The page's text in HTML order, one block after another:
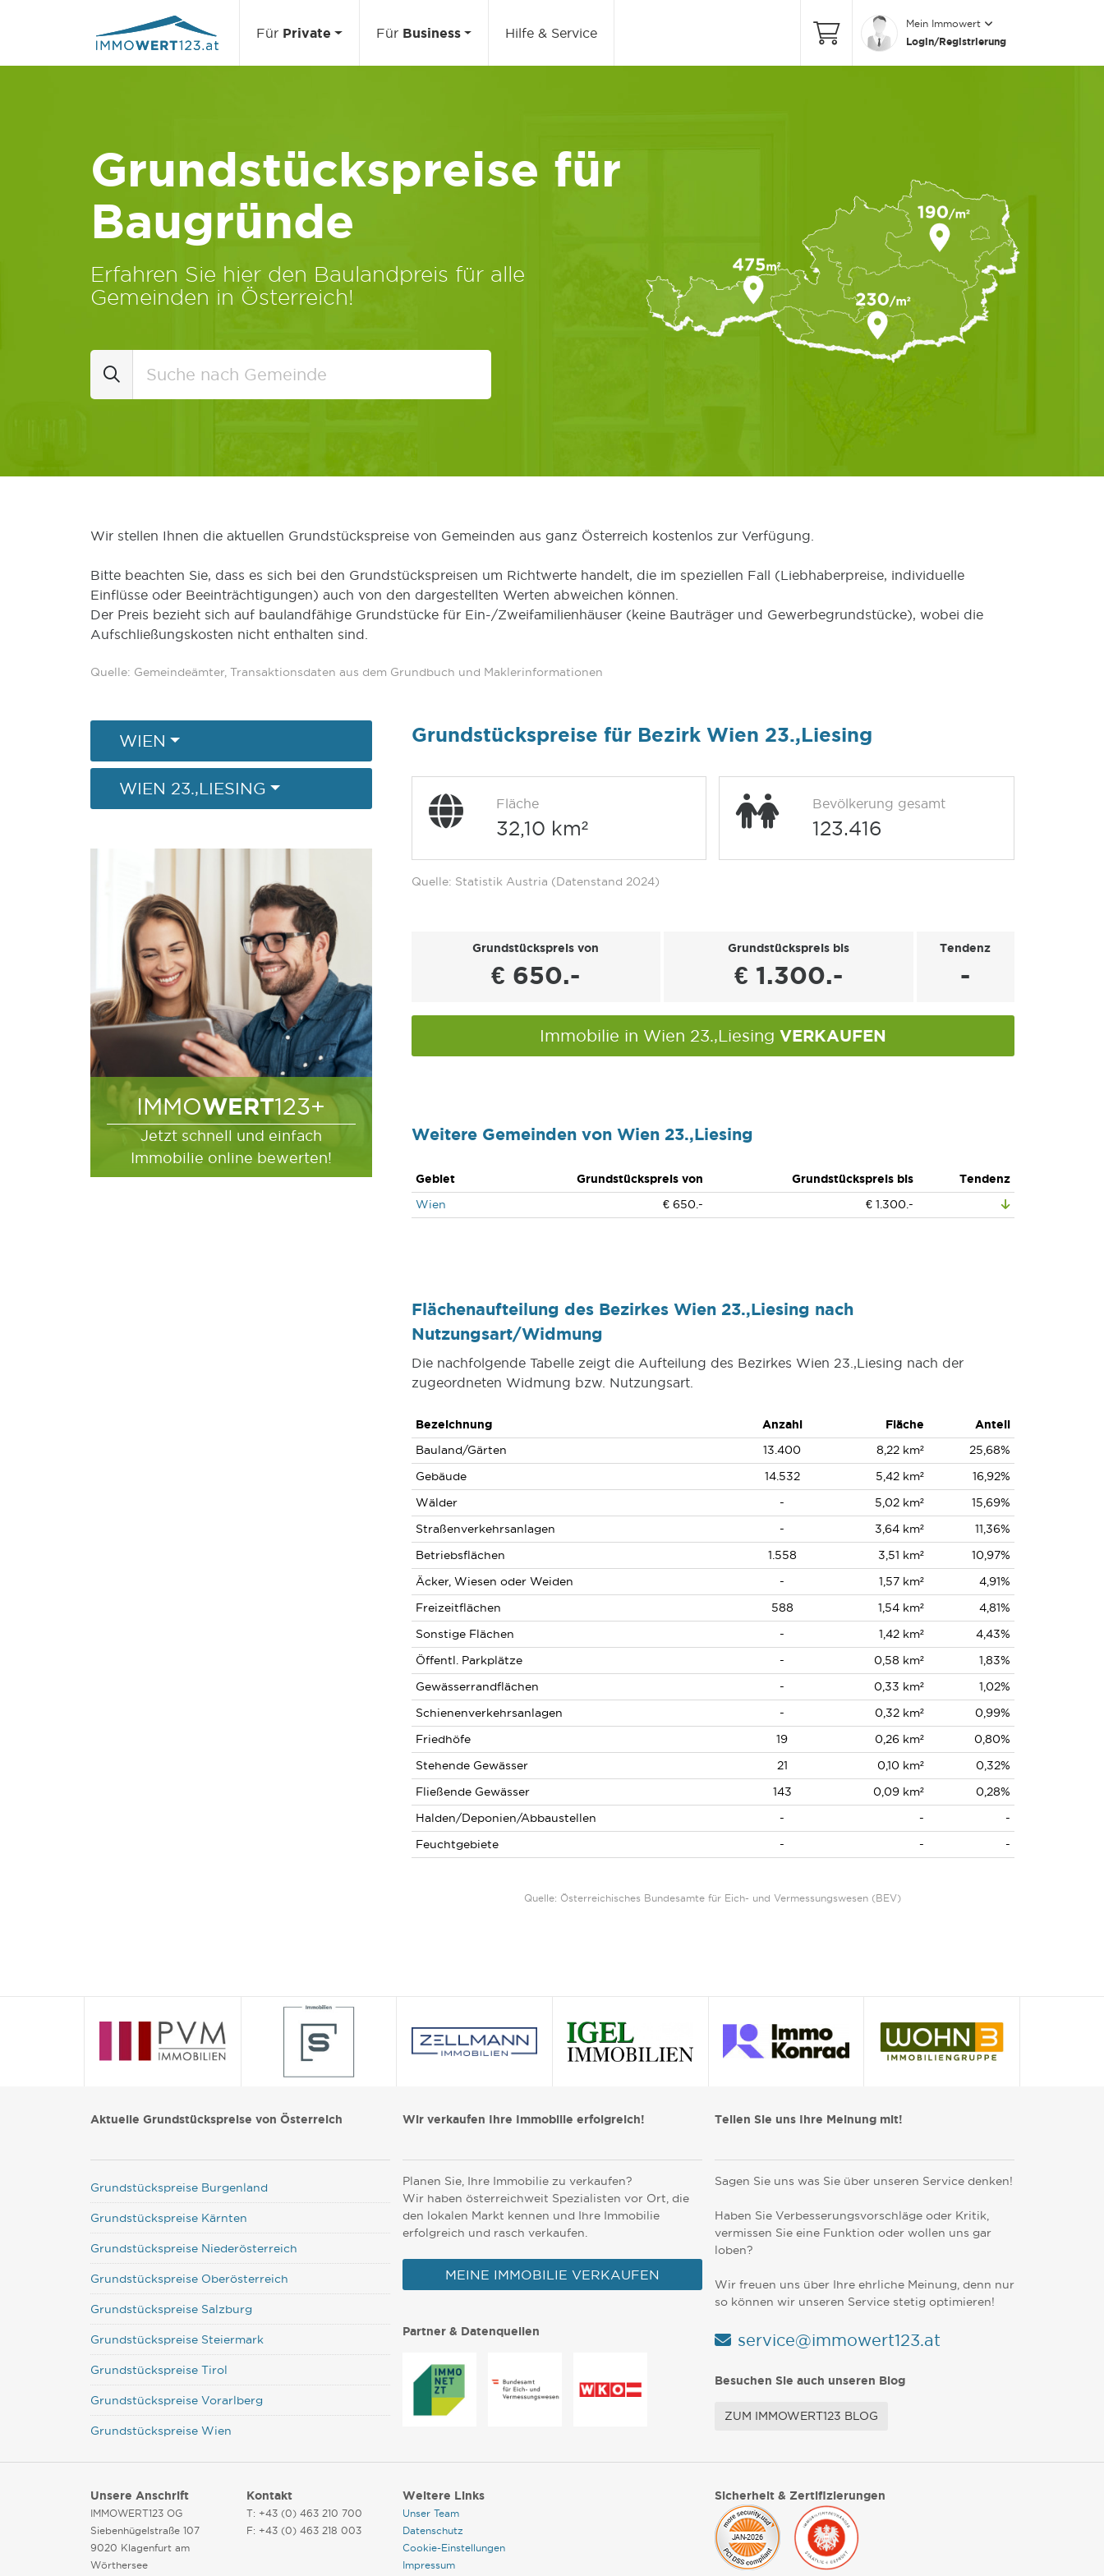
Für Private Für Business Hilfe & Service
Mein Immowert
Login/Registrierung
Grundstückspreise für
Baugründe
Erfahren Sie hier den Baulandpreis für alle
Gemeinden in Österreich!
Wir stellen Ihnen die aktuellen Grundstückspreise von Gemeinden aus ganz Österreich kostenlos zur Verfügung.
Bitte beachten Sie, dass es sich bei den Grundstückspreisen um Richtwerte handelt, die im speziellen Fall (Liebhaberpreise, individuelle
Einflüsse oder Beeinträchtigungen) auch von den dargestellten Werten abweichen können.
Der Preis bezieht sich auf baulandfähige Grundstücke für Ein-/Zweifamilienhäuser (keine Bauträger und Gewerbegrundstücke), wobei die
Aufschließungskosten nicht enthalten sind.
Quelle: Gemeindeämter, Transaktionsdaten aus dem Grundbuch und Maklerinformationen
WIEN
WIEN 23.,LIESING
IMMOWERT123+
Jetzt schnell und einfach
Immobilie online bewerten!
Grundstückspreise für Bezirk Wien 23.,Liesing
Fläche
32,10 km²
Bevölkerung gesamt
123.416
Quelle: Statistik Austria (Datenstand 2024)
Grundstückspreis von
€ 650.-
Grundstückspreis bis
€ 1.300.-
Tendenz
-
Immobilie in Wien 23.,Liesing VERKAUFEN
Weitere Gemeinden von Wien 23.,Liesing
Gebiet Grundstückspreis von Grundstückspreis bis
Tendenz
Wien
€ 650.- € 1.300.-
Flächenaufteilung des Bezirkes Wien 23.,Liesing nach
Nutzungsart/Widmung
Die nachfolgende Tabelle zeigt die Aufteilung des Bezirkes Wien 23.,Liesing nach der
zugeordneten Widmung bzw. Nutzungsart.
Bezeichnung Anzahl Fläche
Anteil
Bauland/Gärten
13.400 8,22 km²
25,68%
Gebäude
14.532 5,42 km²
16,92%
Wälder
- 5,02 km²
15,69%
Straßenverkehrsanlagen
- 3,64 km²
11,36%
Betriebsflächen
1.558 3,51 km²
10,97%
Äcker, Wiesen oder Weiden
- 1,57 km²
4,91%
Freizeitflächen
588 1,54 km²
4,81%
Sonstige Flächen
- 1,42 km²
4,43%
Öffentl. Parkplätze
- 0,58 km²
1,83%
Gewässerrandflächen
- 0,33 km²
1,02%
Schienenverkehrsanlagen
- 0,32 km²
0,99%
Friedhöfe
19 0,26 km²
0,80%
Stehende Gewässer
21 0,10 km²
0,32%
Fließende Gewässer
143 0,09 km²
0,28%
Halden/Deponien/Abbaustellen
- -
-
Feuchtgebiete
- - -
Quelle: Österreichisches Bundesamte für Eich- und Vermessungswesen (BEV)
Aktuelle Grundstückspreise von Österreich
Grundstückspreise Burgenland
Grundstückspreise Kärnten
Grundstückspreise Niederösterreich
Grundstückspreise Oberösterreich
Grundstückspreise Salzburg
Grundstückspreise Steiermark
Grundstückspreise Tirol
Grundstückspreise Vorarlberg
Grundstückspreise Wien
Wir verkaufen Ihre Immobilie erfolgreich!
Planen Sie, Ihre Immobilie zu verkaufen?
Wir haben österreichweit Spezialisten vor Ort, die
den lokalen Markt kennen und Ihre Immobilie
erfolgreich und rasch verkaufen.
MEINE IMMOBILIE VERKAUFEN
Partner & Datenquellen
Teilen Sie uns Ihre Meinung mit!
Sagen Sie uns was Sie über unseren Service denken!
Haben Sie Verbesserungsvorschläge oder Kritik,
vermissen Sie eine Funktion oder wollen uns gar
loben?
Wir freuen uns über Ihre ehrliche Meinung, denn nur
so können wir unseren Service stetig optimieren!
service@immowert123.at
Besuchen Sie auch unseren Blog
ZUM IMMOWERT123 BLOG
Unsere Anschrift
IMMOWERT123 OG
Siebenhügelstraße 107
9020 Klagenfurt am
Wörthersee
Kontakt
T: +43 (0) 463 210 700
F: +43 (0) 463 218 003
Weitere Links
Unser Team
Datenschutz
Cookie-Einstellungen
Impressum
Sicherheit & Zertifizierungen